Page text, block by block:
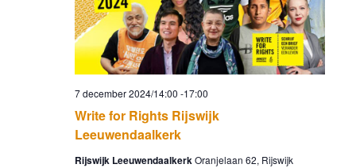
Write for Rights Rijswijk
Leeuwendaalkerk
7 december 2024/14:00 -17:00
Rijswijk Leeuwendaalkerk Oranjelaan 62, Rijswijk